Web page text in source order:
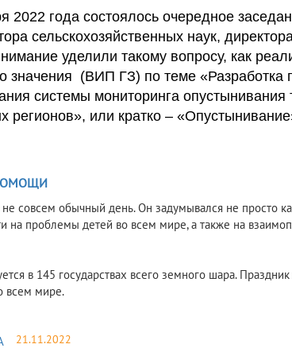
года состоялось очередное
сельскохозяйственных наук,
уделили такому вопросу, как
значения (ВИП ГЗ) по теме «Разработка
системы мониторинга опустынивания
регионов», или кратко –
совсем обычный день. Он задумывался не просто
на проблемы детей во всем мире, а также на
в 145 государствах всего земного шара.
всем мире.
21.11.2022